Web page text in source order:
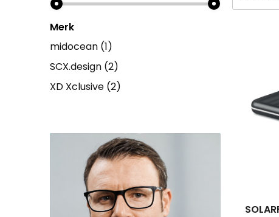
Merk
midocean (1)
SCX.design (2)
XD Xclusive (2)